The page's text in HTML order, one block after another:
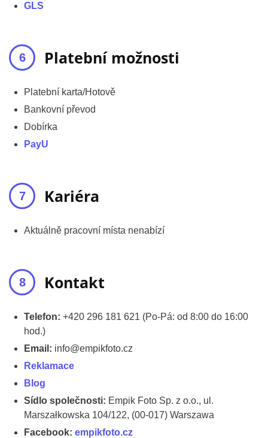
GLS
Platební možnosti
Platební karta/Hotově
Bankovní převod
Dobírka
PayU
Kariéra
Aktuálně pracovní místa nenabízí
Kontakt
Telefon: +420 296 181 621 (Po-Pá: od 8:00 do 16:00
hod.)
Email: info@empikfoto.cz
Reklamace
Blog
Sídlo společnosti: Empik Foto Sp. z o.o., ul.
Marszałkowska 104/122, (00-017) Warszawa
Facebook: empikfoto.cz